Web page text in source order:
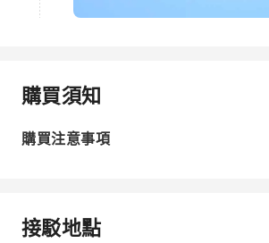
購買須知
購買注意事項
接駁地點